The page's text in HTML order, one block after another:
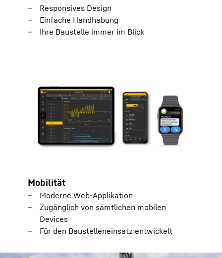
Responsives Design
Einfache Handhabung
Ihre Baustelle immer im Blick
Mobilität
Moderne Web-Applikation
Zugänglich von sämtlichen mobilen
Devices
Für den Baustelleneinsatz entwickelt